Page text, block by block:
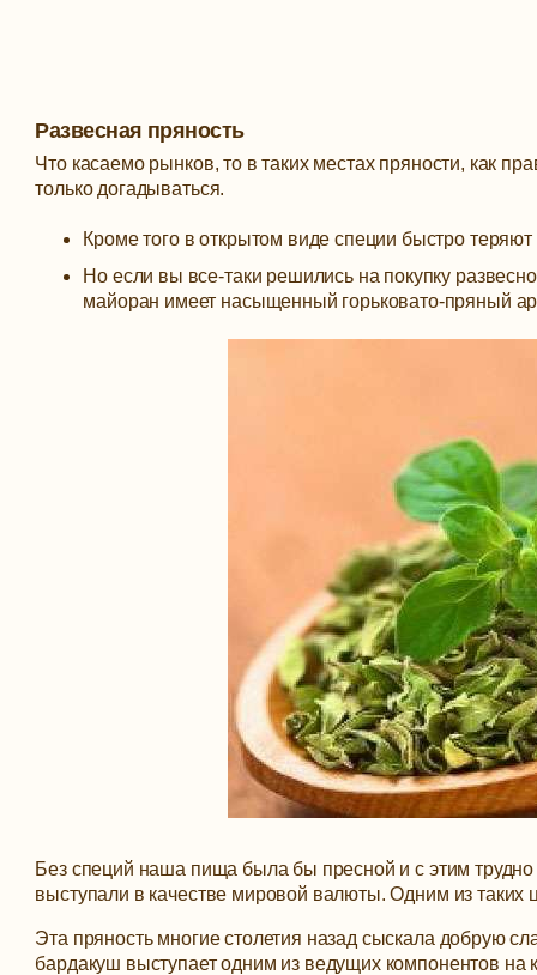
Развесная пряность
Что касаемо рынков, то в таких местах пряности, как
только догадываться.
Кроме того в открытом виде специи быстро
Но если вы все-таки решились на покупку
майоран имеет насыщенный горьковато-пряный
Без специй наша пища была бы пресной и с этим
выступали в качестве мировой валюты. Одним из
Эта пряность многие столетия назад сыскала добрую
бардакуш выступает одним из ведущих компонентов